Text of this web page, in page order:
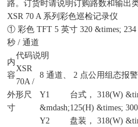
路。订货时请说明订购路数和输出类
XSR 70 A 系列彩色巡检记录仪
① 彩色 TFT 5 英寸 320 &times;
秒 / 通道
内
容
代码说明
XSR
70A /
8 通道、 2 点公用组态报警
外形尺
寸
Y1
&mdash;
台式， 318(W)
125(H) &times;
Y2
盘装， 318(W)